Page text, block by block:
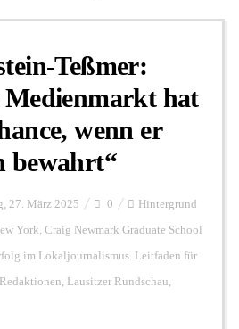
Beiträge
Podcast
Teßmer:
Medienmarkt hat
wenn er
bewahrt“
27. März 2025 0 Hintergrund
York, Craig Newmark Graduate School
im Lokaljournalismus. Leitfaden für
, Lausitzer Rundschau,